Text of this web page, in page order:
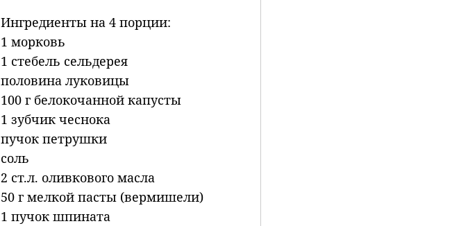
Ингредиенты на 4 порции:
1 морковь
1 стебель сельдерея
половина луковицы
100 г белокочанной капусты
1 зубчик чеснока
пучок петрушки
соль
2 ст.л. оливкового масла
50 г мелкой пасты (вермишели)
1 пучок шпината